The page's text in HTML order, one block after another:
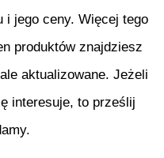
i jego ceny. Więcej tego
produktów znajdziesz
aktualizowane. Jeżeli
interesuje, to prześlij